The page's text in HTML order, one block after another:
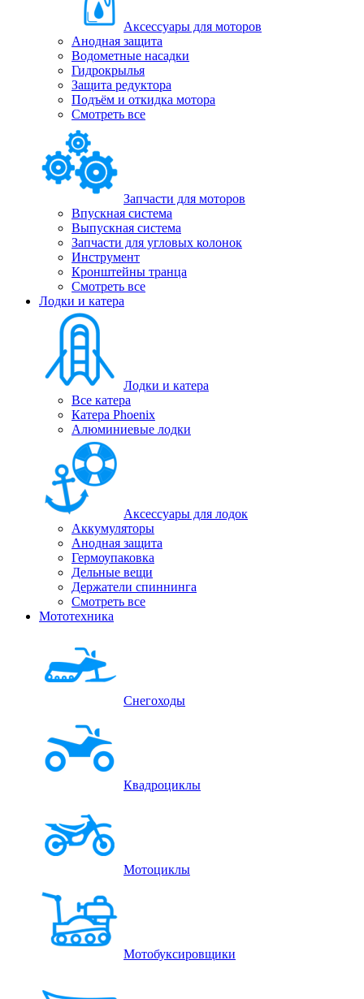
Аксессуары для моторов
Анодная защита
Водометные насадки
Гидрокрылья
Защита редуктора
Подъём и откидка мотора
Смотреть все
Запчасти для моторов
Впускная система
Выпускная система
Запчасти для угловых колонок
Инструмент
Кронштейны транца
Смотреть все
Лодки и катера
Лодки и катера
Все катера
Катера Phoenix
Алюминиевые лодки
Аксессуары для лодок
Аккумуляторы
Анодная защита
Гермоупаковка
Дельные вещи
Держатели спиннинга
Смотреть все
Мототехника
Снегоходы
Квадроциклы
Мотоциклы
Мотобуксировщики